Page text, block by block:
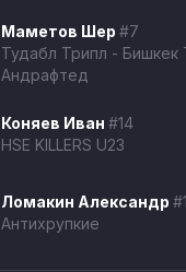
Маметов Шер #7
Тудабл Трипл - Бишкек
Андрафтед
Коняев Иван #14
HSE KILLERS U23
Ломакин Александр
Антихрупкие